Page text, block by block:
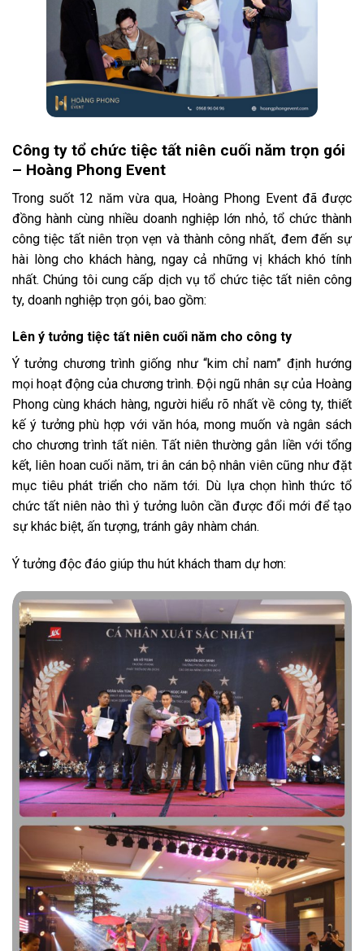
Công ty tổ chức tiệc tất niên cuối năm trọn gói
– Hoàng Phong Event
Trong suốt 12 năm vừa qua, Hoàng Phong Event đã được
đồng hành cùng nhiều doanh nghiệp lớn nhỏ, tổ chức thành
công tiệc tất niên trọn vẹn và thành công nhất, đem đến sự
hài lòng cho khách hàng, ngay cả những vị khách khó tính
nhất. Chúng tôi cung cấp dịch vụ tổ chức tiệc tất niên công
ty, doanh nghiệp trọn gói, bao gồm:
Lên ý tưởng tiệc tất niên cuối năm cho công ty
Ý tưởng chương trình giống như “kim chỉ nam” định hướng
mọi hoạt động của chương trình. Đội ngũ nhân sự của Hoàng
Phong cùng khách hàng, người hiểu rõ nhất về công ty, thiết
kế ý tưởng phù hợp với văn hóa, mong muốn và ngân sách
cho chương trình tất niên. Tất niên thường gắn liền với tổng
kết, liên hoan cuối năm, tri ân cán bộ nhân viên cũng như đặt
mục tiêu phát triển cho năm tới. Dù lựa chọn hình thức tổ
chức tất niên nào thì ý tưởng luôn cần được đổi mới để tạo
sự khác biệt, ấn tượng, tránh gây nhàm chán.
Ý tưởng độc đáo giúp thu hút khách tham dự hơn: